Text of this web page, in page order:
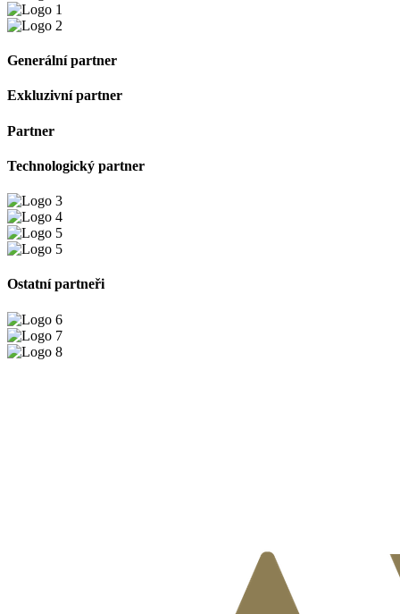
Generální partner
Exkluzivní partner
Partner
Technologický partner
Ostatní partneři